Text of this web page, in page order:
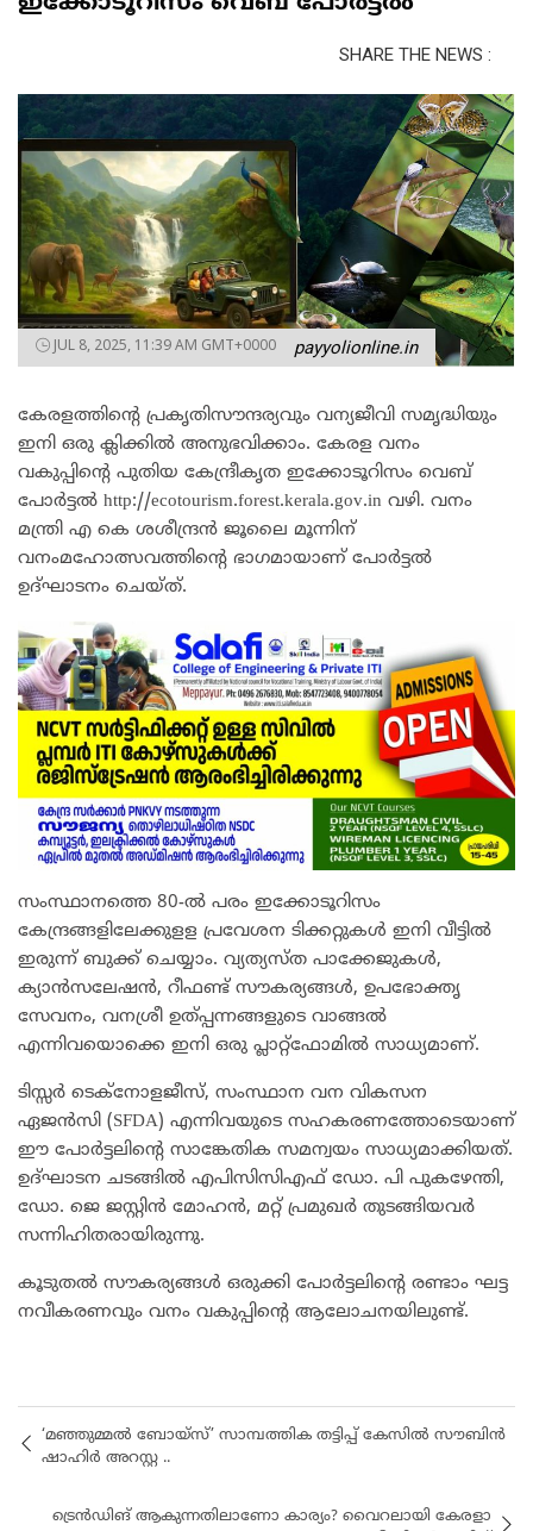
SHARE THE NEWS :
JUL 8, 2025, 11:39 AM GMT+0000 payyolionline.in
കേരളത്തിന്റെ പ്രകൃതിസൗന്ദര്യവും വന്യജീവി സമൃദ്ധിയും
ഇനി ഒരു ക്ലിക്കിൽ അനുഭവിക്കാം. കേരള വനം
വകുപ്പിന്റെ പുതിയ കേന്ദ്രീകൃത ഇക്കോടൂറിസം വെബ്
പോർട്ടൽ http://ecotourism.forest.kerala.gov.in വഴി. വനം
മന്ത്രി എ കെ ശശീന്ദ്രൻ ജൂലൈ മൂന്നിന്
വനംമഹോത്സവത്തിൻ്റെ ഭാഗമായാണ് പോർട്ടൽ
ഉദ്ഘാടനം ചെയ്ത്.
സംസ്ഥാനത്തെ 80-ൽ പരം ഇക്കോടൂറിസം
കേന്ദ്രങ്ങളിലേക്കുളള പ്രവേശന ടിക്കറ്റുകൾ ഇനി വീട്ടിൽ
ഇരുന്ന് ബുക്ക് ചെയ്യാം. വ്യത്യസ്ത പാക്കേജുകൾ,
ക്യാൻസലേഷൻ, റീഫണ്ട് സൗകര്യങ്ങൾ, ഉപഭോക്തൃ
സേവനം, വനശ്രീ ഉത്പ്പന്നങ്ങളുടെ വാങ്ങൽ
എന്നിവയൊക്കെ ഇനി ഒരു പ്ലാറ്റ്ഫോമിൽ സാധ്യമാണ്.
ടിസ്സർ ടെക്നോളജീസ്, സംസ്ഥാന വന വികസന
ഏജൻസി (SFDA) എന്നിവയുടെ സഹകരണത്തോടെയാണ്
ഈ പോർട്ടലിൻ്റെ സാങ്കേതിക സമന്വയം സാധ്യമാക്കിയത്.
ഉദ്ഘാടന ചടങ്ങിൽ എപിസിസിഎഫ് ഡോ. പി പുകഴേന്തി,
ഡോ. ജെ ജസ്റ്റിൻ മോഹൻ, മറ്റ് പ്രമുഖർ തുടങ്ങിയവർ
സന്നിഹിതരായിരുന്നു.
കൂടുതൽ സൗകര്യങ്ങൾ ഒരുക്കി പോർട്ടലിന്റെ രണ്ടാം ഘട്ട
നവീകരണവും വനം വകുപ്പിൻ്റെ ആലോചനയിലുണ്ട്.
‘മഞ്ഞുമ്മൽ ബോയ്സ്’ സാമ്പത്തിക തട്ടിപ്പ് കേസിൽ സൗബിൻ
ഷാഹിർ അറസ്റ്റ ..
ട്രെന്‍ഡിങ് ആകുന്നതിലാണോ കാര്യം? വൈറലായി കേരളാ